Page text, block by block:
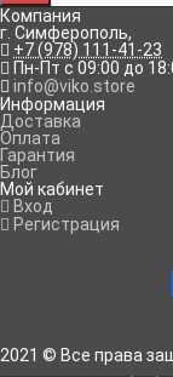
Компания
г. Симферополь,
+7 (978) 111-41-23
Пн-Пт с 09:00 до
info@viko.store
Информация
Доставка
Оплата
Гарантия
Блог
Мой кабинет
Вход
Регистрация
2021 © Все права